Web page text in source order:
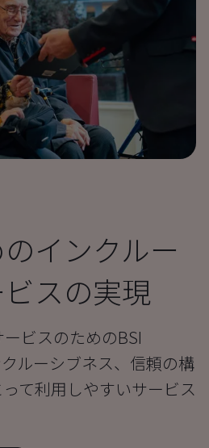
インクルー
スの実現
ビスのためのBSI
ルーシブネス、信頼の構
て利用しやすいサービス